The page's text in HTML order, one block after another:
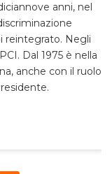
anni, nel
reintegrato. Negli
Dal 1975 è nella
anche con il ruolo